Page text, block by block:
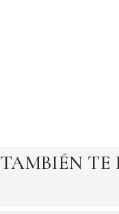
TAMBIÉN TE